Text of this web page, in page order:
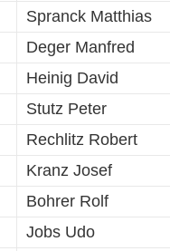
Spranck Matthias
Deger Manfred
Heinig David
Stutz Peter
Rechlitz Robert
Kranz Josef
Bohrer Rolf
Jobs Udo